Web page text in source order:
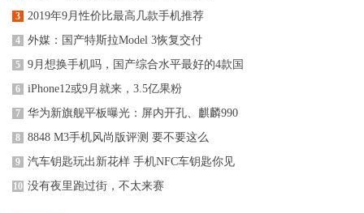
3 2019年9月性价比最高几款手机推荐
4 外媒：国产特斯拉Model 3恢复交付
5 9月想换手机吗，国产综合水平最好的4款国
6 iPhone12或9月就来，3.5亿果粉
7 华为新旗舰平板曝光：屏内开孔、麒麟990
8 8848 M3手机风尚版评测 要不要这么
9 汽车钥匙玩出新花样 手机NFC车钥匙你见
10 没有夜里跑过街，不太来赛